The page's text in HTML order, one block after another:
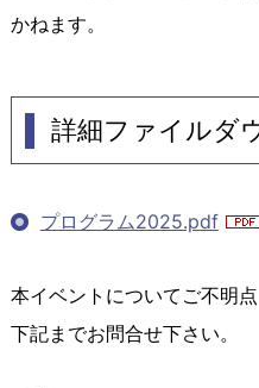
かねます。
詳細ファイルダ
プログラム2025.pdf
本イベントについてご不明
下記までお問合せ下さい。